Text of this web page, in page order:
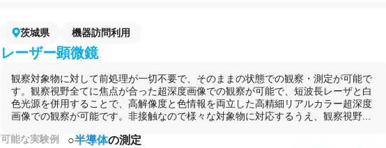
・自社クリーンルーム
飛沫の基礎研究
茨城県 機器訪問利用
レーザー顕微鏡
観察対象物に対して前処理が一切不要で、そのままの状態での観察・測定が可能で
す。観察視野全てに焦点が合った超深度画像での観察が可能で、短波長レーザと白
色光源を併用することで、高解像度と色情報を両立した高精細リアルカラー超深度
画像での観察が可能です。非接触なので様々な対象物に対応するうえ、観察視野...
可能な実験例 ○半導体の測定